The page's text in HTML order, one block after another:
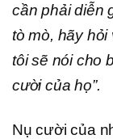
cần phải diễn
tò mò, hãy hỏi
tôi sẽ nói cho
cười của họ”.
Nụ cười của